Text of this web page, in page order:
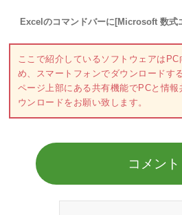
Excelのコマンドバーに[Microsoft 数式
ここで紹介しているソフトウェアは
め、スマートフォンでダウンロードす
ページ上部にある共有機能でPCと情
ウンロードをお願い致します。
コメント